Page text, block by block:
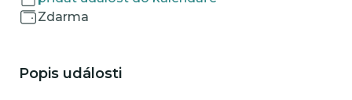
Zdarma
Popis události